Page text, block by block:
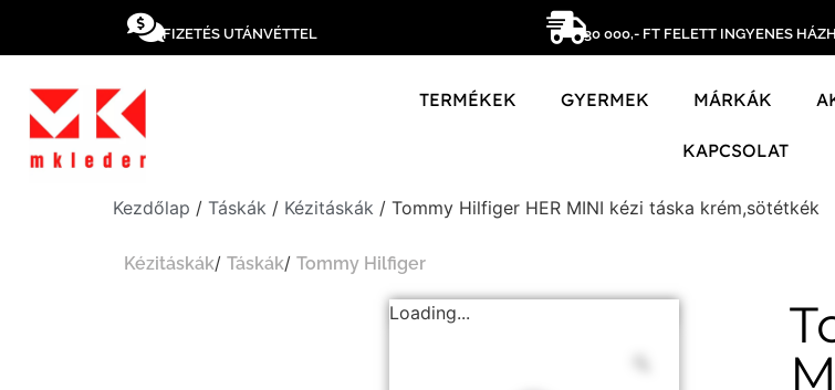
FIZETÉS UTÁNVÉTTEL 30 000,- FT FELETT INGYENES
TERMÉKEK GYERMEK MÁRKÁK
KAPCSOLAT
Kezdőlap / Táskák / Kézitáskák / Tommy Hilfiger HER MINI kézi táska krém,sötétkék
Kézitáskák/ Táskák/ Tommy Hilfiger
Loading...